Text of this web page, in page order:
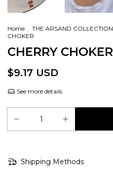
Home . THE ARSAND COLLECTION
CHOKER
CHERRY CHOKER
$9.17 USD
See more details
Shipping Methods